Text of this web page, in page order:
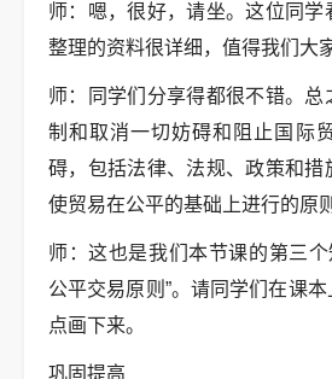
师：嗯，很好，请坐。这位同学
整理的资料很详细，值得我们大
师：同学们分享得都很不错。
制和取消一切妨碍和阻止国际
碍，包括法律、法规、政策和
使贸易在公平的基础上进行的原则
师：这也是我们本节课的第三
公平交易原则”。请同学们在课
点画下来。
巩固提高